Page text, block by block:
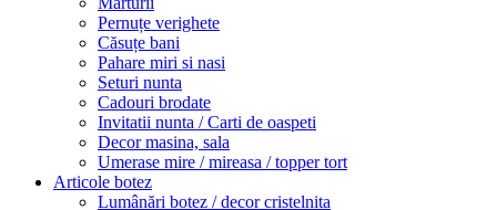
Pernuțe verighete
Căsuțe bani
Pahare miri si nasi
Seturi nunta
Cadouri brodate
Invitatii nunta / Carti de oaspeti
Decor masina, sala
Umerase mire / mireasa / topper tort
Articole botez
Lumânări botez / decor cristelnita